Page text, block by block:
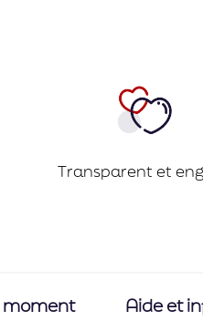
Transparent et
moment Aide et